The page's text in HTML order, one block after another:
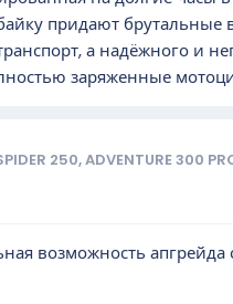
придают
а надёжного и
заряженные
250, ADVENTURE 300
возможность